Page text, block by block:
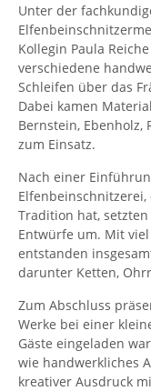
Unter der
Kollegin Paula
verschiedene
Schleifen über das
Dabei kamen
Bernstein,
zum Einsatz.
Nach einer
Tradition hat,
Entwürfe um. Mit
entstanden
darunter Ketten,
Zum Abschluss
Werke bei einer
Gäste eingeladen
wie handwerkliches
kreativer Ausdruck